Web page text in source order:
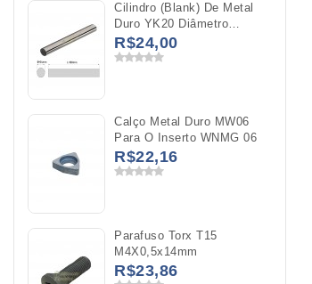
Cilindro (Blank) De Metal
Duro YK20 Diâmetro
04x100mm
R$24,00
Calço Metal Duro MW06
Para O Inserto WNMG 06
R$22,16
Parafuso Torx T15
M4X0,5x14mm
R$23,86